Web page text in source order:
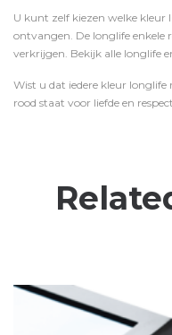
U kunt zelf kiezen welke kleur
ontvangen. De longlife enkele
verkrijgen. Bekijk alle longlife
Wist u dat iedere kleur longlife
rood staat voor liefde en